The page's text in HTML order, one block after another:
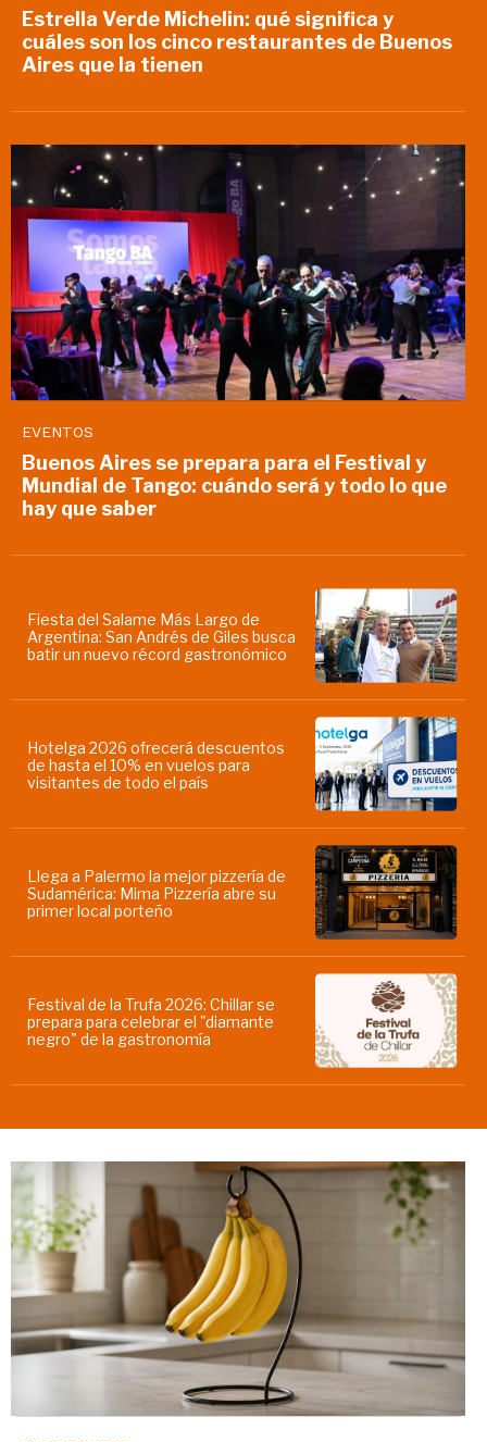
Estrella Verde Michelin: qué significa y
cuáles son los cinco restaurantes de Buenos
Aires que la tienen
EVENTOS
Buenos Aires se prepara para el Festival y
Mundial de Tango: cuándo será y todo lo que
hay que saber
Fiesta del Salame Más Largo de
Argentina: San Andrés de Giles busca
batir un nuevo récord gastronómico
Hotelga 2026 ofrecerá descuentos
de hasta el 10% en vuelos para
visitantes de todo el país
Llega a Palermo la mejor pizzería de
Sudamérica: Mima Pizzería abre su
primer local porteño
Festival de la Trufa 2026: Chillar se
prepara para celebrar el "diamante
negro" de la gastronomía